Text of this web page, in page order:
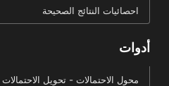
احصائيات النتائج الصحيحة
أدوات
محول الاحتمالات - تحويل